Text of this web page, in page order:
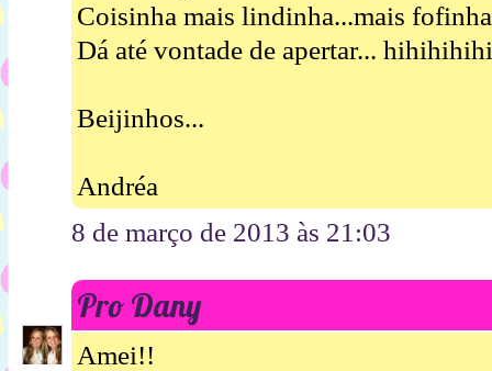
Coisinha mais lindinha...mais
Dá até vontade de apertar...
Beijinhos...
Andréa
8 de março de 2013 às 21:03
Pro Dany
Amei!!